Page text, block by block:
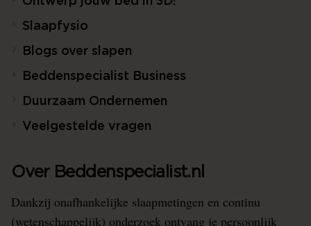
Slaapfysio
Blogs over slapen
Beddenspecialist Business
Duurzaam Ondernemen
Veelgestelde vragen
Over Beddenspecialist.nl
Dankzij onafhankelijke slaapmetingen en continu
(wetenschappelijk) onderzoek ontvang je persoonlijk